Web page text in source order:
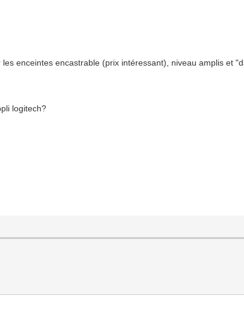
enceintes encastrable (prix intéressant), niveau amplis et
logitech?